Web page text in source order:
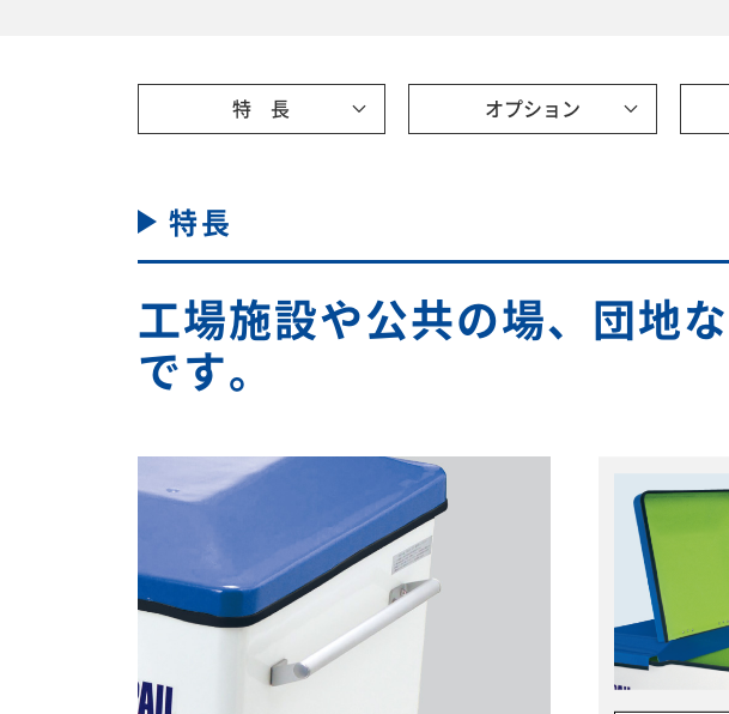
特 長 オプション
特長
工場施設や公共の場、団地
です。